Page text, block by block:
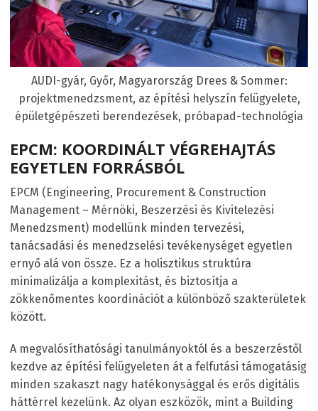
AUDI-gyár, Győr, Magyarország Drees & Sommer:
projektmenedzsment, az építési helyszín felügyelete,
épületgépészeti berendezések, próbapad-technológia
EPCM: KOORDINÁLT VÉGREHAJTÁS
EGYETLEN FORRÁSBÓL
EPCM (Engineering, Procurement & Construction
Management – Mérnöki, Beszerzési és Kivitelezési
Menedzsment) modellünk minden tervezési,
tanácsadási és menedzselési tevékenységet egyetlen
ernyő alá von össze. Ez a holisztikus struktúra
minimalizálja a komplexitást, és biztosítja a
zökkenőmentes koordinációt a különböző szakterületek
között.
A megvalósíthatósági tanulmányoktól és a beszerzéstől
kezdve az építési felügyeleten át a felfutási támogatásig
minden szakaszt nagy hatékonysággal és erős digitális
háttérrel kezelünk. Az olyan eszközök, mint a Building